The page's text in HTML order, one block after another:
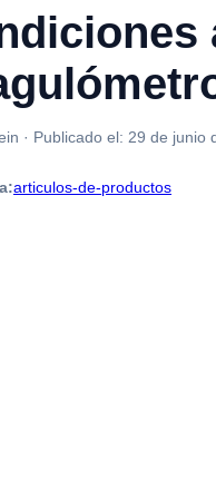
· Publicado el: 29 de junio
articulos-de-productos